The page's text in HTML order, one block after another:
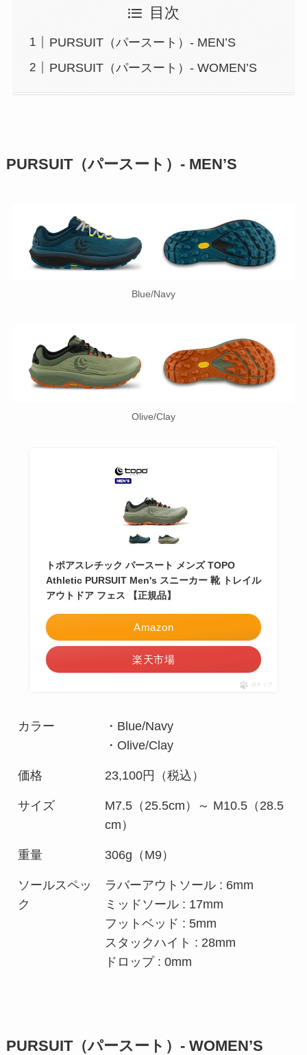
目次
PURSUIT（パースート）- MEN’S
PURSUIT（パースート）- WOMEN’S
PURSUIT（パースート）- MEN’S
Blue/Navy
Olive/Clay
トポアスレチック パースート メンズ TOPO
Athletic PURSUIT Men's スニーカー 靴 トレイル
アウトドア フェス 【正規品】
Amazon
楽天市場
ポチップ
カラー
・Blue/Navy
・Olive/Clay
価格 23,100円（税込）
サイズ
M7.5（25.5cm）～ M10.5（28.5
cm）
重量 306g（M9）
ソールスペッ
ク
ラバーアウトソール : 6mm
ミッドソール : 17mm
フットベッド : 5mm
スタックハイト : 28mm
ドロップ : 0mm
PURSUIT（パースート）- WOMEN’S